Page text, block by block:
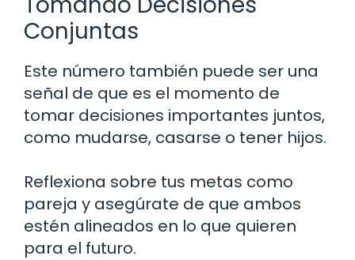
Conjuntas
Este número también puede ser una
señal de que es el momento de
tomar decisiones importantes juntos,
como mudarse, casarse o tener hijos.
Reflexiona sobre tus metas como
pareja y asegúrate de que ambos
estén alineados en lo que quieren
para el futuro.